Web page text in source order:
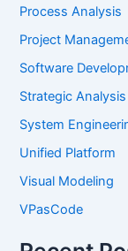
Process Analysis
Project
Software
Strategic Analysis
System
Unified Platform
Visual Modeling
VPasCode